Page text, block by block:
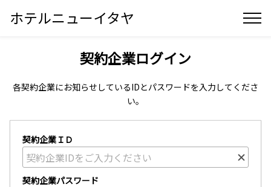
ホテルニューイタヤ
契約企業ログイン
各契約企業にお知らせしているIDとパスワードを入力してくださ
い。
契約企業ＩＤ
契約企業パスワード